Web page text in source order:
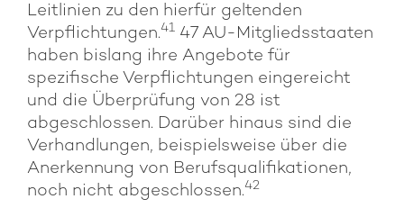
Leitlinien zu den hierfür geltenden
Verpflichtungen.41 47 AU-Mitgliedsstaaten
haben bislang ihre Angebote für
spezifische Verpflichtungen eingereicht
und die Überprüfung von 28 ist
abgeschlossen. Darüber hinaus sind die
Verhandlungen, beispielsweise über die
Anerkennung von Berufsqualifikationen,
noch nicht abgeschlossen.42